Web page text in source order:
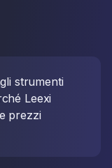
strumenti
Leexi
prezzi